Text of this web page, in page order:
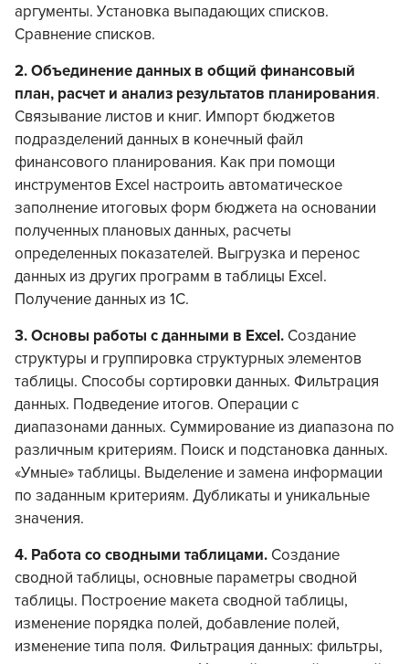
аргументы. Установка выпадающих списков.
Сравнение списков.
2. Объединение данных в общий финансовый
план, расчет и анализ результатов планирования.
Связывание листов и книг. Импорт бюджетов
подразделений данных в конечный файл
финансового планирования. Как при помощи
инструментов Excel настроить автоматическое
заполнение итоговых форм бюджета на основании
полученных плановых данных, расчеты
определенных показателей. Выгрузка и перенос
данных из других программ в таблицы Excel.
Получение данных из 1С.
3. Основы работы с данными в Excel. Создание
структуры и группировка структурных элементов
таблицы. Способы сортировки данных. Фильтрация
данных. Подведение итогов. Операции с
диапазонами данных. Суммирование из диапазона по
различным критериям. Поиск и подстановка данных.
«Умные» таблицы. Выделение и замена информации
по заданным критериям. Дубликаты и уникальные
значения.
4. Работа со сводными таблицами. Создание
сводной таблицы, основные параметры сводной
таблицы. Построение макета сводной таблицы,
изменение порядка полей, добавление полей,
изменение типа поля. Фильтрация данных: фильтры,